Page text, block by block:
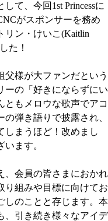
て、今回1st Princessに
がスポンサーを務め
リン・けいこ(Kaitlin
た！
父様が大ファンだという
ーの「好きにならずにい
ともメロウな歌声でアコ
弾き語りで披露され、
しまうほど！改めまし
ます。
、会員の皆さまにおかれ
り組みや目標に向けてお
しのことと存じます。本
、引き続き様々なアイデ